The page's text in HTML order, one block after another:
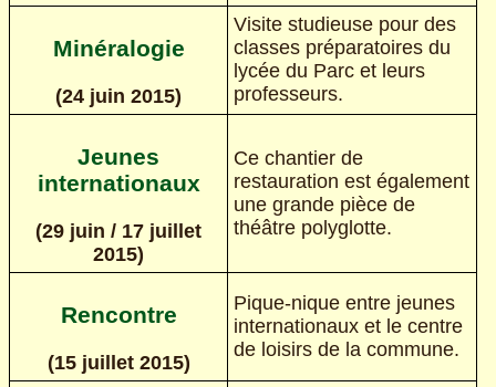
Minéralogie
(24 juin 2015)
Visite studieuse pour des
classes préparatoires du
lycée du Parc et leurs
professeurs.
Jeunes
internationaux
(29 juin / 17 juillet
2015)
Ce chantier de
restauration est également
une grande pièce de
théâtre polyglotte.
Rencontre
(15 juillet 2015)
Pique-nique entre jeunes
internationaux et le centre
de loisirs de la commune.